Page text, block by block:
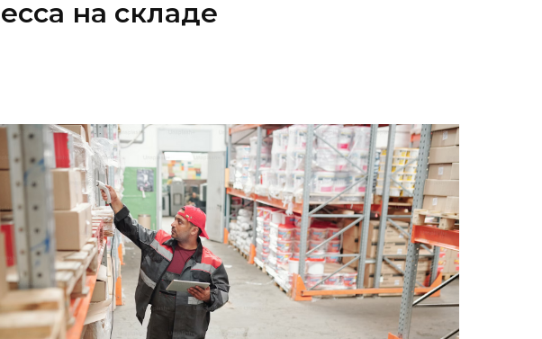
на складе